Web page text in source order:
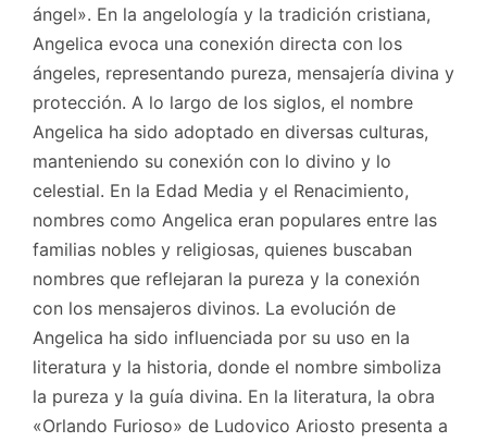
ángel». En la angelología y la tradición cristiana,
Angelica evoca una conexión directa con los
ángeles, representando pureza, mensajería divina y
protección. A lo largo de los siglos, el nombre
Angelica ha sido adoptado en diversas culturas,
manteniendo su conexión con lo divino y lo
celestial. En la Edad Media y el Renacimiento,
nombres como Angelica eran populares entre las
familias nobles y religiosas, quienes buscaban
nombres que reflejaran la pureza y la conexión
con los mensajeros divinos. La evolución de
Angelica ha sido influenciada por su uso en la
literatura y la historia, donde el nombre simboliza
la pureza y la guía divina. En la literatura, la obra
«Orlando Furioso» de Ludovico Ariosto presenta a